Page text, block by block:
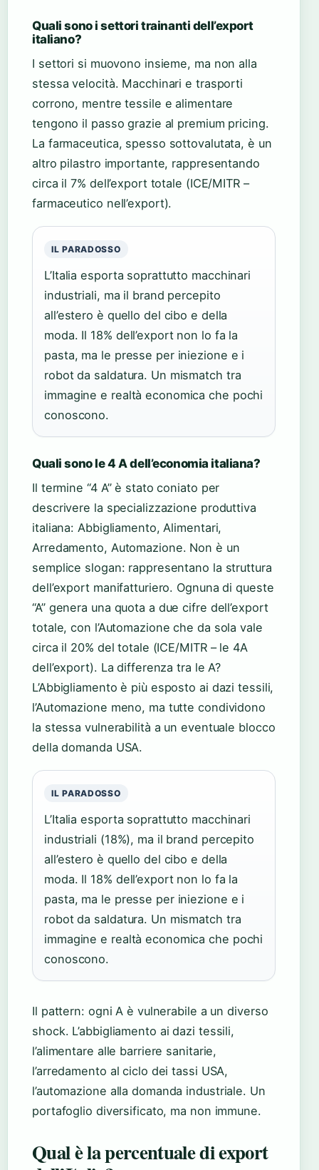
Quali sono i settori trainanti dell’export
italiano?
I settori si muovono insieme, ma non alla
stessa velocità. Macchinari e trasporti
corrono, mentre tessile e alimentare
tengono il passo grazie al premium pricing.
La farmaceutica, spesso sottovalutata, è un
altro pilastro importante, rappresentando
circa il 7% dell’export totale (ICE/MITR –
farmaceutico nell’export).
IL PARADOSSO
L’Italia esporta soprattutto macchinari
industriali, ma il brand percepito
all’estero è quello del cibo e della
moda. Il 18% dell’export non lo fa la
pasta, ma le presse per iniezione e i
robot da saldatura. Un mismatch tra
immagine e realtà economica che pochi
conoscono.
Quali sono le 4 A dell’economia italiana?
Il termine “4 A” è stato coniato per
descrivere la specializzazione produttiva
italiana: Abbigliamento, Alimentari,
Arredamento, Automazione. Non è un
semplice slogan: rappresentano la struttura
dell’export manifatturiero. Ognuna di queste
“A” genera una quota a due cifre dell’export
totale, con l’Automazione che da sola vale
circa il 20% del totale (ICE/MITR – le 4A
dell’export). La differenza tra le A?
L’Abbigliamento è più esposto ai dazi tessili,
l’Automazione meno, ma tutte condividono
la stessa vulnerabilità a un eventuale blocco
della domanda USA.
IL PARADOSSO
L’Italia esporta soprattutto macchinari
industriali (18%), ma il brand percepito
all’estero è quello del cibo e della
moda. Il 18% dell’export non lo fa la
pasta, ma le presse per iniezione e i
robot da saldatura. Un mismatch tra
immagine e realtà economica che pochi
conoscono.
Il pattern: ogni A è vulnerabile a un diverso
shock. L’abbigliamento ai dazi tessili,
l’alimentare alle barriere sanitarie,
l’arredamento al ciclo dei tassi USA,
l’automazione alla domanda industriale. Un
portafoglio diversificato, ma non immune.
Qual è la percentuale di export